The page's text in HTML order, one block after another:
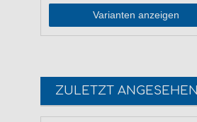
Varianten anzeigen
ZULETZT ANGESEHEN